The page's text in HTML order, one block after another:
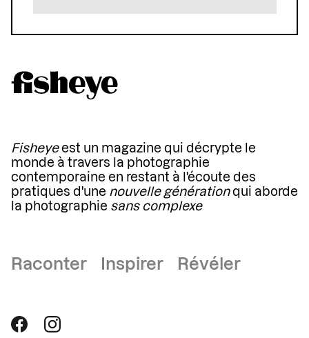
Fisheyeest un magazine qui décrypte le
monde à travers la photographie
contemporaine en restant à l'écoute des
pratiques d'une nouvelle générationqui aborde
la photographie sans complexe
Raconter Inspirer Révéler